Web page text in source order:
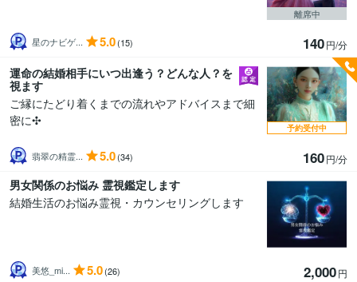
星のナビゲ... 5.0(15) 140円/分
離席中
運命の結婚相手にいつ出逢う？どんな人？を
視ます
ご縁にたどり着くまでの流れやアドバイスまで細
密に✣
翡翠の精霊... 5.0(34) 160円/分
予約受付中
男女関係のお悩み 霊視鑑定します
結婚生活のお悩み霊視・カウンセリングします
美悠_mi... 5.0(26) 2,000円